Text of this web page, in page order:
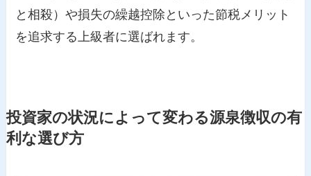
と相殺）や損失の繰越控除といった節税メリット
を追求する上級者に選ばれます。
投資家の状況によって変わる源泉徴収の有
利な選び方